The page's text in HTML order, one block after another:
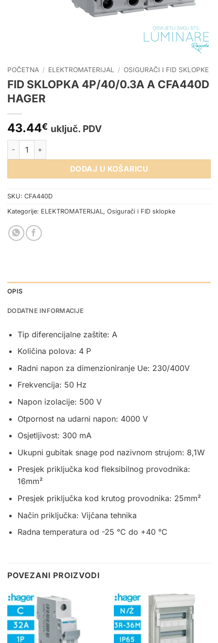
POČETNA / ELEKTROMATERIJAL / OSIGURAČI I FID SKLOPKE
FID SKLOPKA 4P/40/0.3A A CFA440D
HAGER
43.44€ uključ. PDV
FID SKLOPKA 4P/40/0.3A A CFA440D HAGER količina
DODAJ U KOŠARICU
SKU: CFA440D
Kategorije: ELEKTROMATERIJAL , Osigurači i FID sklopke
OPIS
DODATNE INFORMACIJE
Tip diferencijalne zaštite: A
Količina polova: 4 P
Radni napon za dimenzioniranje Ue: 230/400V
Frekvencija: 50 Hz
Napon izolacije: 500 V
Otpornost na udarni napon: 4000 V
Osjetljivost: 300 mA
Ukupni gubitak snage pod nazivnom strujom: 8,1W
Presjek priključka kod fleksibilnog provodnika:
16mm²
Presjek priključka kod krutog provodnika: 25mm²
Način priključka: Vijčana tehnika
Radna temperatura od -25 °C do +40 °C
POVEZANI PROIZVODI